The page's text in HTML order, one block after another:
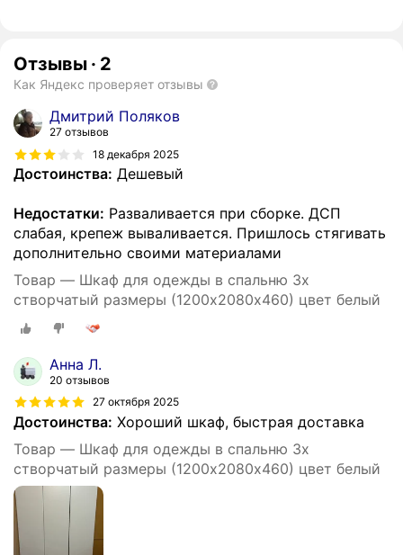
Отзывы · 2
Как Яндекс проверяет отзывы
Дмитрий Поляков
27 отзывов
18 декабря 2025
Достоинства: Дешевый
Недостатки: Разваливается при сборке. ДСП
слабая, крепеж вываливается. Пришлось стягивать
дополнительно своими материалами
Товар — Шкаф для одежды в спальню 3х
створчатый размеры (1200х2080х460) цвет белый
Анна Л.
20 отзывов
27 октября 2025
Достоинства: Хороший шкаф, быстрая доставка
Товар — Шкаф для одежды в спальню 3х
створчатый размеры (1200х2080х460) цвет белый